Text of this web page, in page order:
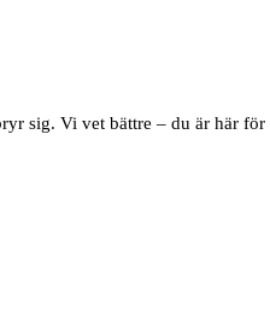
sig. Vi vet bättre – du är här